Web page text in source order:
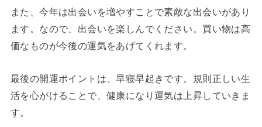
また、今年は出会いを増やすことで素敵な出会いがあり
ます。なので、出会いを楽しんでください。買い物は高
価なものが今後の運気をあげてくれます。
最後の開運ポイントは、早寝早起きです。規則正しい生
活を心がけることで、健康になり運気は上昇していきま
す。